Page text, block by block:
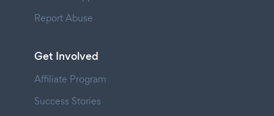
Report Abuse
Get Involved
Affiliate Program
Success Stories